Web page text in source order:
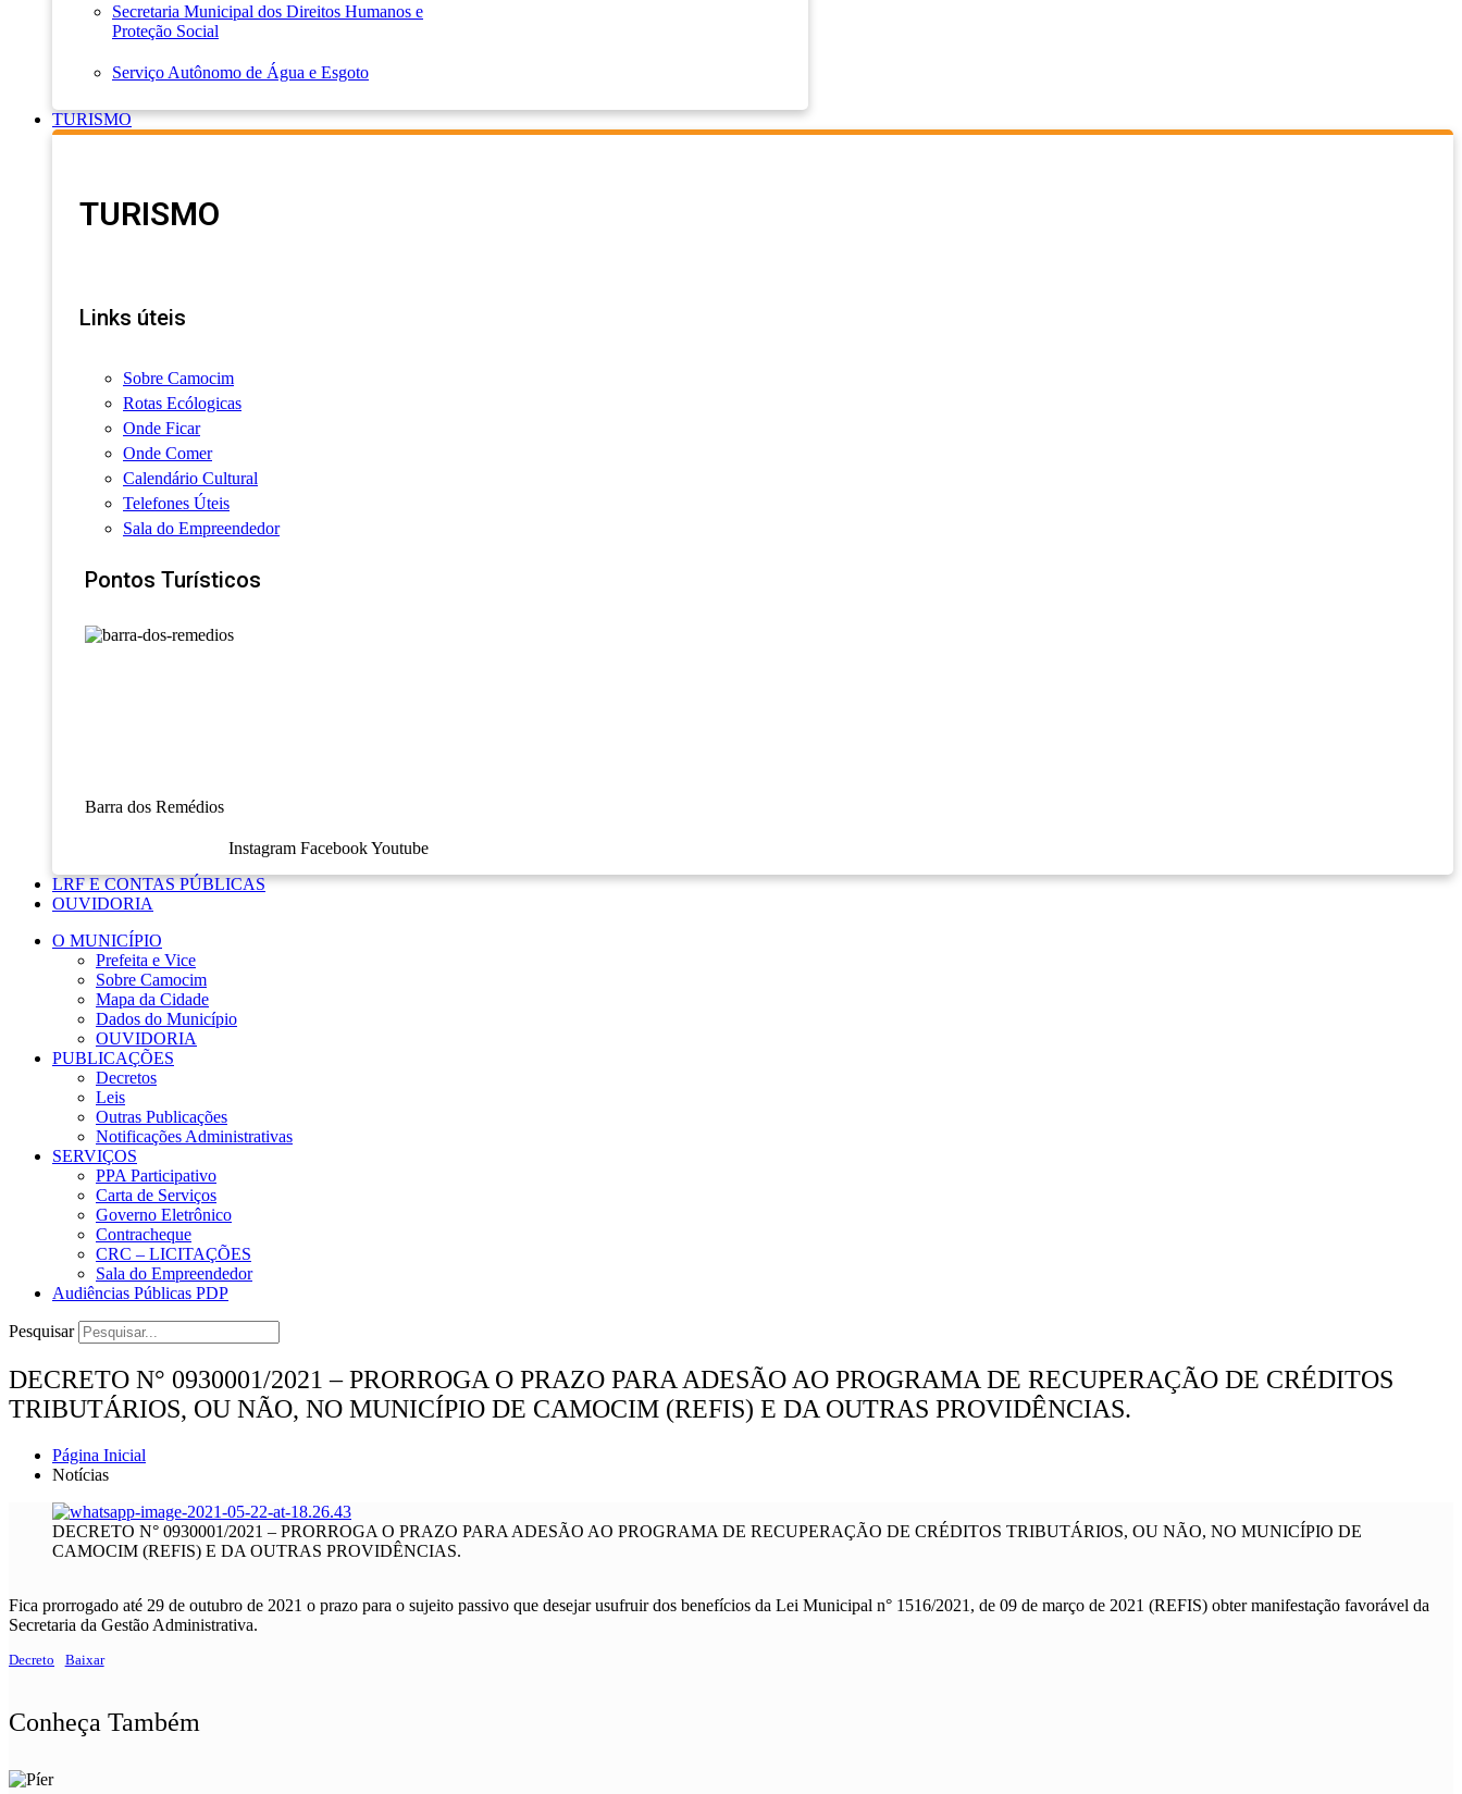
Secretaria Municipal dos Direitos Humanos e
Proteção Social
Serviço Autônomo de Água e Esgoto
TURISMO
TURISMO
Links úteis
Sobre Camocim
Rotas Ecólogicas
Onde Ficar
Onde Comer
Calendário Cultural
Telefones Úteis
Sala do Empreendedor
Pontos Turísticos
Barra dos Remédios
Instagram FacebookYoutube
LRF E CONTAS PÚBLICAS
OUVIDORIA
O MUNICÍPIO
Prefeita e Vice
Sobre Camocim
Mapa da Cidade
Dados do Município
OUVIDORIA
PUBLICAÇÕES
Decretos
Leis
Outras Publicações
Notificações Administrativas
SERVIÇOS
PPA Participativo
Carta de Serviços
Governo Eletrônico
Contracheque
CRC – LICITAÇÕES
Sala do Empreendedor
Audiências Públicas PDP
Pesquisar
DECRETO N° 0930001/2021 – PRORROGA O PRAZO PARA ADESÃO AO PROGRAMA DE RECUPERAÇÃO DE CRÉDITOS
TRIBUTÁRIOS, OU NÃO, NO MUNICÍPIO DE CAMOCIM (REFIS) E DA OUTRAS PROVIDÊNCIAS.
Página Inicial
Notícias
DECRETO N° 0930001/2021 – PRORROGA O PRAZO PARA ADESÃO AO PROGRAMA DE RECUPERAÇÃO DE CRÉDITOS TRIBUTÁRIOS, OU NÃO, NO MUNICÍPIO DE
CAMOCIM (REFIS) E DA OUTRAS PROVIDÊNCIAS.
Fica prorrogado até 29 de outubro de 2021 o prazo para o sujeito passivo que desejar usufruir dos benefícios da Lei Municipal n° 1516/2021, de 09 de março de 2021 (REFIS) obter manifestação favorável da
Secretaria da Gestão Administrativa.
Decreto Baixar
Conheça Também